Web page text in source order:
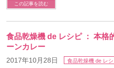
この記事を読む
食品乾燥機 de レシピ ： 本
ーンカレー
2017年10月28日 食品乾燥機 de レ